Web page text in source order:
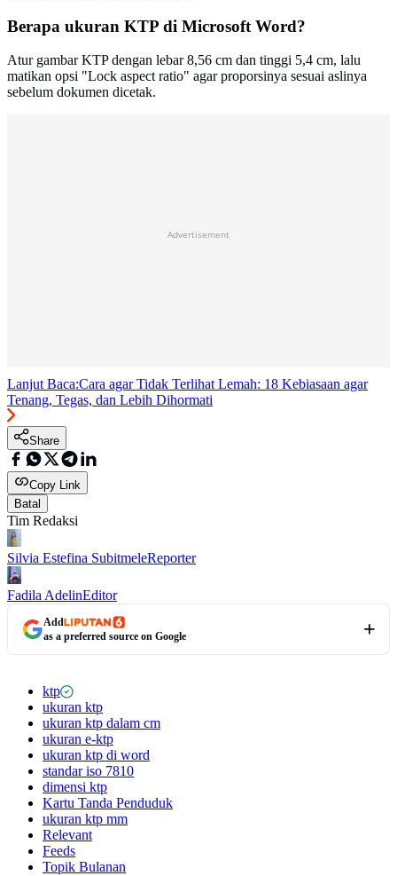
Berapa ukuran KTP di Microsoft Word?
Atur gambar KTP dengan lebar 8,56 cm dan tinggi 5,4 cm, lalu
matikan opsi "Lock aspect ratio" agar proporsinya sesuai aslinya
sebelum dokumen dicetak.
Advertisement
Lanjut Baca:Cara agar Tidak Terlihat Lemah: 18 Kebiasaan agar
Tenang, Tegas, dan Lebih Dihormati
Share
Copy Link
Batal
Tim Redaksi
Silvia Estefina SubitmeleReporter
Fadila AdelinEditor
Add
as a preferred source on Google
ktp
ukuran ktp
ukuran ktp dalam cm
ukuran e-ktp
ukuran ktp di word
standar iso 7810
dimensi ktp
Kartu Tanda Penduduk
ukuran ktp mm
Relevant
Feeds
Topik Bulanan